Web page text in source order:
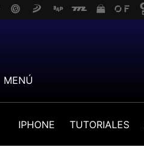
MENÚ
IPHONE TUTORIALES